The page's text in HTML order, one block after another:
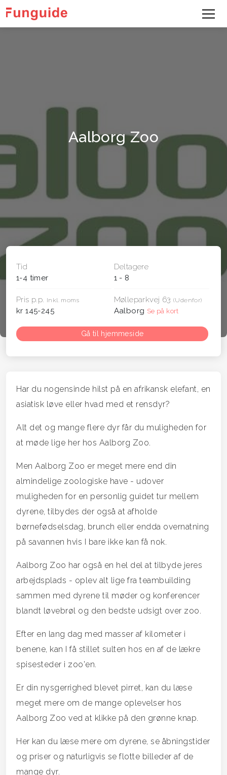
Aalborg Zoo
Tid
1-4 timer
Deltagere
1 - 8
Pris p.p. Inkl. moms
kr 145-245
Mølleparkvej 63 (Udenfor)
Aalborg Se på kort
Gå til hjemmeside
Har du nogensinde hilst på en afrikansk elefant, en
asiatisk løve eller hvad med et rensdyr?
Alt det og mange flere dyr får du muligheden for
at møde lige her hos Aalborg Zoo.
Men Aalborg Zoo er meget mere end din
almindelige zoologiske have - udover
muligheden for en personlig guidet tur mellem
dyrene, tilbydes der også at afholde
børnefødselsdag, brunch eller endda overnatning
på savannen hvis I bare ikke kan få nok.
Aalborg Zoo har også en hel del at tilbyde jeres
arbejdsplads - oplev alt lige fra teambuilding
sammen med dyrene til møder og konferencer
blandt løvebrøl og den bedste udsigt over zoo.
Efter en lang dag med masser af kilometer i
benene, kan I få stillet sulten hos en af de lækre
spisesteder i zoo'en.
Er din nysgerrighed blevet pirret, kan du læse
meget mere om de mange oplevelser hos
Aalborg Zoo ved at klikke på den grønne knap.
Her kan du læse mere om dyrene, se åbningstider
og priser og naturligvis se flotte billeder af de
mange dyr.